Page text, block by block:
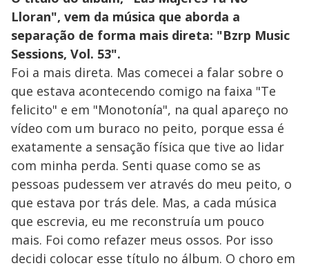
Lloran", vem da música que aborda a
separação de forma mais direta: "Bzrp Music
Sessions, Vol. 53".
Foi a mais direta. Mas comecei a falar sobre o
que estava acontecendo comigo na faixa "Te
felicito" e em "Monotonía", na qual apareço no
vídeo com um buraco no peito, porque essa é
exatamente a sensação física que tive ao lidar
com minha perda. Senti quase como se as
pessoas pudessem ver através do meu peito, o
que estava por trás dele. Mas, a cada música
que escrevia, eu me reconstruía um pouco
mais. Foi como refazer meus ossos. Por isso
decidi colocar esse título no álbum. O choro em